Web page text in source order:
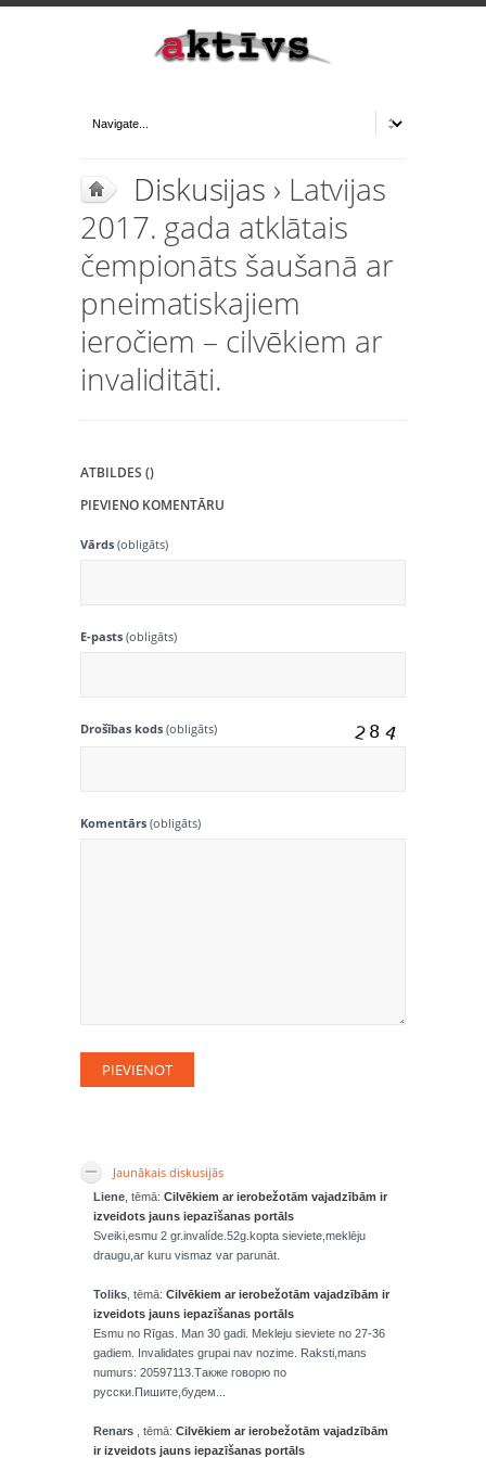
Diskusijas › Latvijas
2017. gada atklātais
čempionāts šaušanā ar
pneimatiskajiem
ieročiem – cilvēkiem ar
invaliditāti.
ATBILDES ()
PIEVIENO KOMENTĀRU
Vārds (obligāts)
E-pasts (obligāts)
Drošības kods (obligāts)
Komentārs (obligāts)
Jaunākais diskusijās
Liene , tēmā: Cilvēkiem ar ierobežotām vajadzībām ir
izveidots jauns iepazīšanas portāls
Sveiki,esmu 2 gr.invalíde.52g.kopta sieviete,meklēju
draugu,ar kuru vismaz var parunāt.
Toliks , tēmā: Cilvēkiem ar ierobežotām vajadzībām ir
izveidots jauns iepazīšanas portāls
Esmu no Rīgas. Man 30 gadi. Mekleju sieviete no 27-36
gadiem. Invalidates grupai nav nozime. Raksti,mans
numurs: 20597113.Также говорю по
русски.Пишите,будем...
Renars , tēmā: Cilvēkiem ar ierobežotām vajadzībām
ir izveidots jauns iepazīšanas portāls